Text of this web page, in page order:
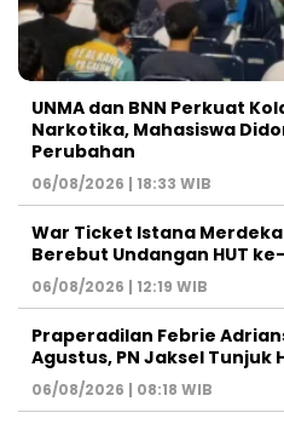
UNMA dan BNN Perkuat
Narkotika, Mahasiswa
Perubahan
06/08/2026 | 18:33 WIB
War Ticket Istana Merdeka
Berebut Undangan HUT ke-
06/08/2026 | 12:19 WIB
Praperadilan Febrie
Agustus, PN Jaksel Tunjuk
06/08/2026 | 08:18 WIB